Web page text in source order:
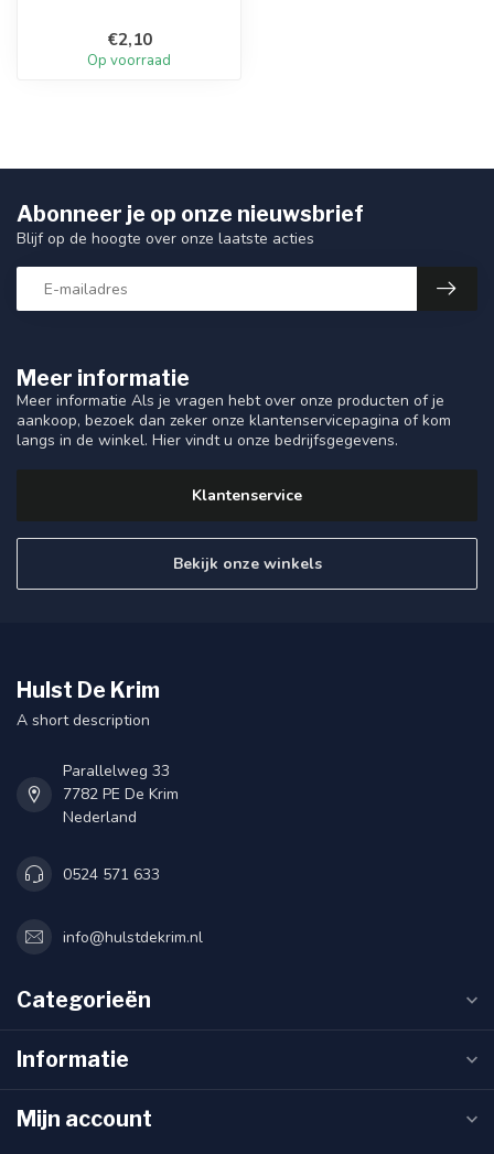
€2,10
Op voorraad
Meer informatie
Meer informatie Als je vragen hebt over onze producten of je
aankoop, bezoek dan zeker onze klantenservicepagina of kom
langs in de winkel. Hier vindt u onze bedrijfsgegevens.
Klantenservice
Bekijk onze winkels
Abonneer je op onze nieuwsbrief
Blijf op de hoogte over onze laatste acties
Hulst De Krim
A short description
Parallelweg 33
7782 PE De Krim
Nederland
0524 571 633
info@hulstdekrim.nl
Categorieën
Informatie
Mijn account